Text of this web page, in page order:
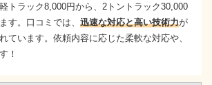
トラック8,000円から、2トントラック30,000
す。口コミでは、迅速な対応と高い技術力が
います。依頼内容に応じた柔軟な対応や、
！